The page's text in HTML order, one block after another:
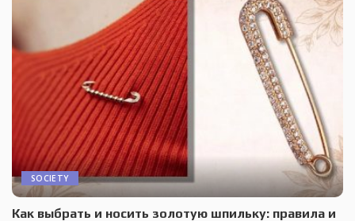
SOCIETY
Как выбрать и носить золотую шпильку: правила и